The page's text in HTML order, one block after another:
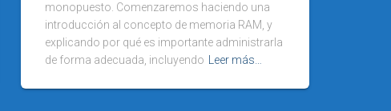
monopuesto. Comenzaremos haciendo una
introducción al concepto de memoria RAM, y
explicando por qué es importante administrarla
de forma adecuada, incluyendo
Leer más…